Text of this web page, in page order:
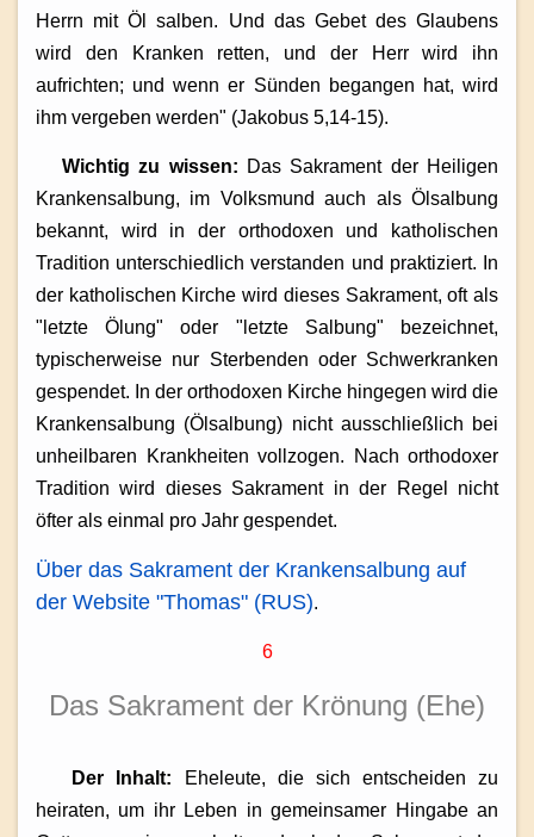
Herrn mit Öl salben. Und das Gebet des Glaubens
wird den Kranken retten, und der Herr wird ihn
aufrichten; und wenn er Sünden begangen hat, wird
ihm vergeben werden" (Jakobus 5,14-15).
Wichtig zu wissen: Das Sakrament der Heiligen
Krankensalbung, im Volksmund auch als Ölsalbung
bekannt, wird in der orthodoxen und katholischen
Tradition unterschiedlich verstanden und praktiziert. In
der katholischen Kirche wird dieses Sakrament, oft als
"letzte Ölung" oder "letzte Salbung" bezeichnet,
typischerweise nur Sterbenden oder Schwerkranken
gespendet. In der orthodoxen Kirche hingegen wird die
Krankensalbung (Ölsalbung) nicht ausschließlich bei
unheilbaren Krankheiten vollzogen. Nach orthodoxer
Tradition wird dieses Sakrament in der Regel nicht
öfter als einmal pro Jahr gespendet.
Über das Sakrament der Krankensalbung auf
der Website "Thomas" (RUS).
6
Das Sakrament der Krönung (Ehe)
Der Inhalt: Eheleute, die sich entscheiden zu
heiraten, um ihr Leben in gemeinsamer Hingabe an